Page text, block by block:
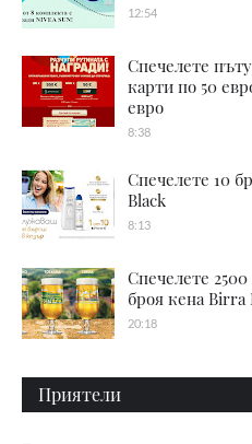
12:54
Спечелете
карти по 50
евро
8:38
Спечелете 10
Black
8:13
Спечелете
броя кена Birra
20:18
Приятели